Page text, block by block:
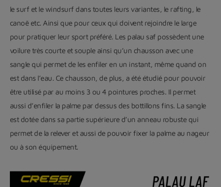
le surf et le windsurf dans toutes leurs variantes, le rafting, le
canoë etc. Ainsi que pour ceux qui doivent rejoindre le large
pour pratiquer leur sport préféré. Les palau saf possèdent une
voilure très courte et souple ainsi qu’un chausson avec une
sangle qui permet de les enfiler en un instant, même quand on
est dans l’eau. Ce chausson, de plus, a été étudié pour pouvoir
être utilisé par au moins 3 ou 4 pointures proches. Il permet
aussi d’enfiler la palme par dessus des bottillons fins. La sangle
est dotée dans sa partie supérieure d’un anneau robuste qui
permet de la relever et aussi de pouvoir fixer la palme au nageur
ou à son équipement.